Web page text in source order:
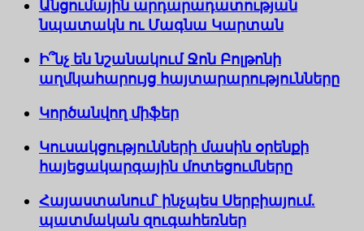
Անցումային արդարադատության
նպատակն ու Մագնա Կարտան
Ի՞նչ են նշանակում Ջոն Բոլթոնի
աղմկահարույց հայտարարությունները
Կործանվող միֆեր
Կուսակցությունների մասին օրենքի
հայեցակարգային մոտեցումները
Հայաստանում՝ ինչպես Սերբիայում.
պատմական զուգահեռներ